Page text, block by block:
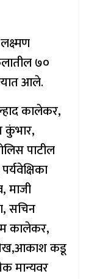
७०
आले.
कालेकर,
कुंभार,
पाटील
माजी
सचिन
कालेकर,
कडू
मान्यवर